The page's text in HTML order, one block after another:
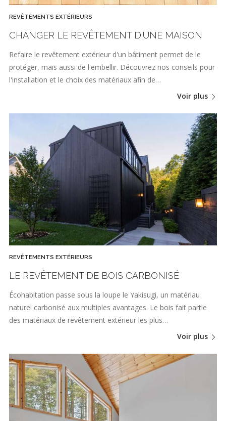
REVÊTEMENTS EXTÉRIEURS
CHANGER LE REVÊTEMENT D'UNE MAISON
Refaire le revêtement extérieur d'un bâtiment permet de le
protéger, mais aussi de l'embellir. Découvrez nos conseils pour
l'installation et le choix des matériaux afin de…
Voir plus
REVÊTEMENTS EXTÉRIEURS
LE REVÊTEMENT DE BOIS CARBONISÉ
Écohabitation passe sous la loupe le Yakisugi, un matériau
naturel carbonisé aux multiples avantages. Le bois fait partie
des matériaux de revêtement extérieur les plus…
Voir plus